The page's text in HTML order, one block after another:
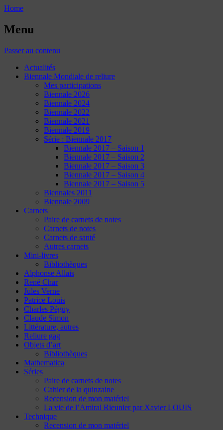
Home
Menu
Passer au contenu
Actualités
Biennale Mondiale de reliure
Mes participations
Biennale 2026
Biennale 2024
Biennale 2022
Biennale 2021
Biennale 2019
Série : Biennale 2017
Biennale 2017 – Saison 1
Biennale 2017 – Saison 2
Biennale 2017 – Saison 3
Biennale 2017 – Saison 4
Biennale 2017 – Saison 5
Biennales 2011
Biennale 2009
Carnets
Paire de carnets de notes
Carnets de notes
Carnets de santé
Autres carnets
Mini-livres
Bibliothèques
Alphonse Allais
René Char
Jules Verne
Patrice Louis
Charles Péguy
Claude Simon
Littérature, autres
Reliure gag
Objets d’art
Bibliothèques
Mathematica
Séries
Paire de carnets de notes
Cahier de la quinzaine
Recension de mon matériel
La vie de l’Amiral Rieunier par Xavier LOUIS
Technique
Recension de mon matériel